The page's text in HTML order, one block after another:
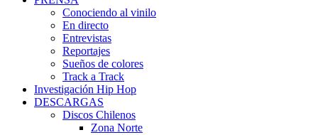
Conociendo al vinilo
En directo
Entrevistas
Reportajes
Sueños de colores
Track a Track
Investigación Hip Hop
DESCARGAS
Discos Chilenos
Zona Norte